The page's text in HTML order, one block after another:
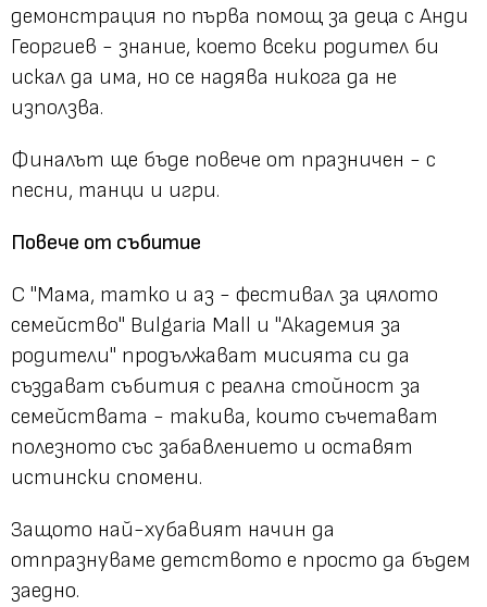
демонстрация по първа помощ за деца с Анди
Георгиев - знание, което всеки родител би
искал да има, но се надява никога да не
използва.
Финалът ще бъде повече от празничен - с
песни, танци и игри.
Повече от събитие
С "Мама, татко и аз - фестивал за цялото
семейство" Bulgaria Mall и "Академия за
родители" продължават мисията си да
създават събития с реална стойност за
семействата - такива, които съчетават
полезното със забавлението и оставят
истински спомени.
Защото най-хубавият начин да
отпразнуваме детството е просто да бъдем
заедно.